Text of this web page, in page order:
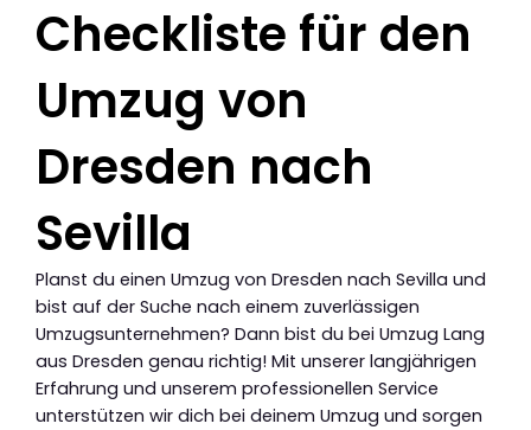
Checkliste für den
Umzug von
Dresden nach
Sevilla
Planst du einen Umzug von Dresden nach Sevilla und
bist auf der Suche nach einem zuverlässigen
Umzugsunternehmen? Dann bist du bei Umzug Lang
aus Dresden genau richtig! Mit unserer langjährigen
Erfahrung und unserem professionellen Service
unterstützen wir dich bei deinem Umzug und sorgen